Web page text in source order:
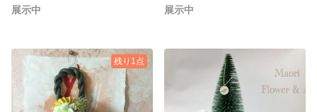
展示中
展示中
残り1点